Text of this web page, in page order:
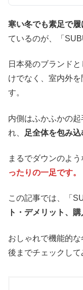
寒い冬でも素足で
ているのが、「
日本発のブランド
けでなく、室内外
す。
内側はふかふかの
れ、
足全体を包み
まるでダウンのよう
ったりの一足です。
この記事では、「
ト・デメリット、
おしゃれで機能的
後までチェックして